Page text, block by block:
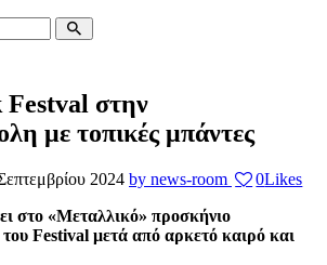
στην
με τοπικές μπάντες
2024 by news-room 0Likes
στο «Μεταλλικό» προσκήνιο
Festival μετά από αρκετό καιρό και